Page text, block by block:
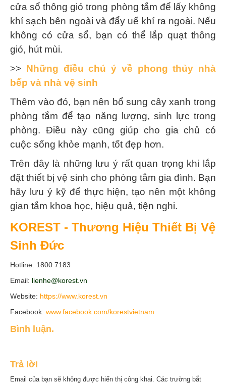
cửa sổ thông gió trong phòng tắm để lấy không
khí sạch bên ngoài và đẩy uế khí ra ngoài. Nếu
không có cửa sổ, bạn có thể lắp quạt thông
gió, hút mùi.
>> Những điều chú ý về phong thủy nhà
bếp và nhà vệ sinh
Thêm vào đó, bạn nên bổ sung cây xanh trong
phòng tắm để tạo năng lượng, sinh lực trong
phòng. Điều này cũng giúp cho gia chủ có
cuộc sống khỏe mạnh, tốt đẹp hơn.
Trên đây là những lưu ý rất quan trọng khi lắp
đặt thiết bị vệ sinh cho phòng tắm gia đình. Bạn
hãy lưu ý kỹ để thực hiện, tạo nên một không
gian tắm khoa học, hiệu quả, tiện nghi.
KOREST - Thương Hiệu Thiết Bị Vệ
Sinh Đức
Hotline: 1800 7183
Email: lienhe@korest.vn
Website: https://www.korest.vn
Facebook: www.facebook.com/korestvietnam
Bình luận.
Trả lời
Email của bạn sẽ không được hiển thị công khai. Các trường bắt